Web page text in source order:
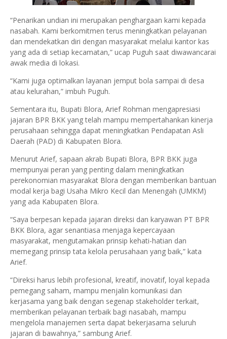
“Penarikan undian ini merupakan penghargaan kami kepada
nasabah. Kami berkomitmen terus meningkatkan pelayanan
dan mendekatkan diri dengan masyarakat melalui kantor kas
yang ada di setiap kecamatan,” ucap Puguh saat diwawancarai
awak media di lokasi.
“Kami juga optimalkan layanan jemput bola sampai di desa
atau kelurahan,” imbuh Puguh.
Sementara itu, Bupati Blora, Arief Rohman mengapresiasi
jajaran BPR BKK yang telah mampu mempertahankan kinerja
perusahaan sehingga dapat meningkatkan Pendapatan Asli
Daerah (PAD) di Kabupaten Blora.
Menurut Arief, sapaan akrab Bupati Blora, BPR BKK juga
mempunyai peran yang penting dalam meningkatkan
perekonomian masyarakat Blora dengan memberikan bantuan
modal kerja bagi Usaha Mikro Kecil dan Menengah (UMKM)
yang ada Kabupaten Blora.
“Saya berpesan kepada jajaran direksi dan karyawan PT BPR
BKK Blora, agar senantiasa menjaga kepercayaan
masyarakat, mengutamakan prinsip kehati-hatian dan
memegang prinsip tata kelola perusahaan yang baik,” kata
Arief.
“Direksi harus lebih profesional, kreatif, inovatif, loyal kepada
pemegang saham, mampu menjalin komunikasi dan
kerjasama yang baik dengan segenap stakeholder terkait,
memberikan pelayanan terbaik bagi nasabah, mampu
mengelola manajemen serta dapat bekerjasama seluruh
jajaran di bawahnya,” sambung Arief.